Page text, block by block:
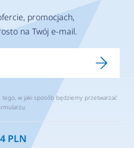
promocjach,
na Twój e-mail.
tego, w jaki sposób będziemy przetwarzać
PLN